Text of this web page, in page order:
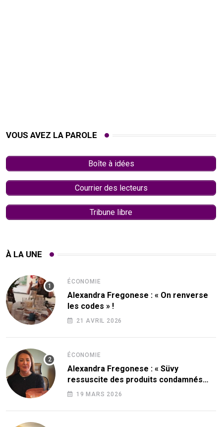
VOUS AVEZ LA PAROLE
Boîte à idées
Courrier des lecteurs
Tribune libre
À LA UNE
ÉCONOMIE
Alexandra Fregonese : « On renverse
les codes » !
21 AVRIL 2026
ÉCONOMIE
Alexandra Fregonese : « Süvy
ressuscite des produits condamnés
par le sucre ! »
19 MARS 2026